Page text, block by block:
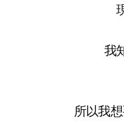
我
所以我